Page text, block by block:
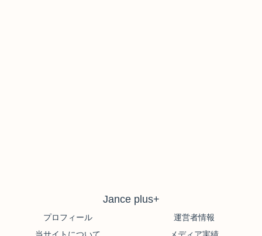
Jance plus+
プロフィール
運営者情報
当サイトについて
メディア実績